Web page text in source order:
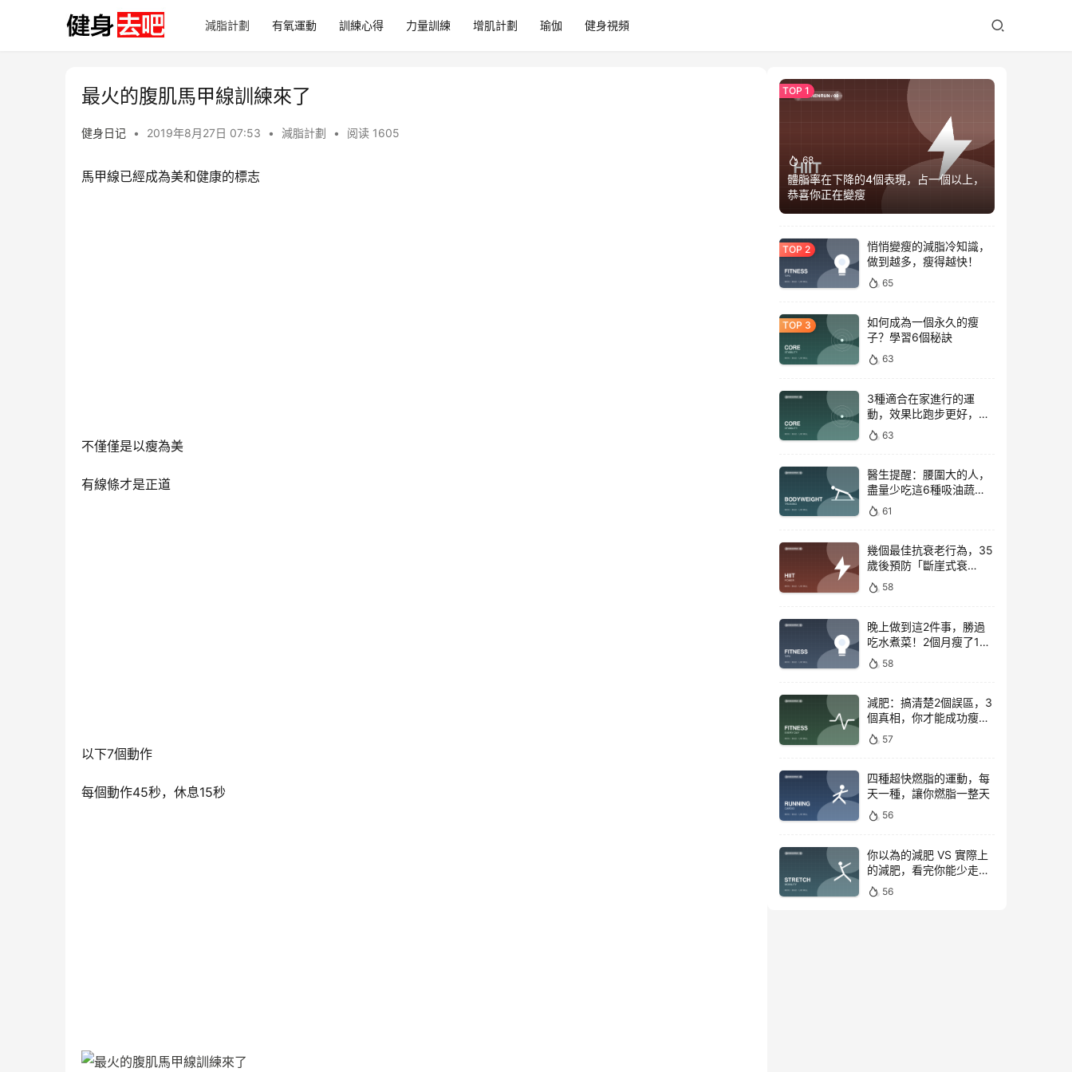
減脂計劃 有氧運動 訓練心得 力量訓練 增肌計劃 瑜伽 健身視頻
最火的腹肌馬甲線訓練來了
健身日记 • 2019年8月27日 07:53 • 減脂計劃 • 阅读 1605
馬甲線已經成為美和健康的標志
不僅僅是以瘦為美
有線條才是正道
以下7個動作
每個動作45秒，休息15秒
68
體脂率在下降的4個表現，占一個以上，
恭喜你正在變瘦
悄悄變瘦的減脂冷知識，
做到越多，瘦得越快！
65
如何成為一個永久的瘦
子？學習6個秘訣
63
3種適合在家進行的運
動，效果比跑步更好，是
公認的脂肪殺手！
63
醫生提醒：腰圍大的人，
盡量少吃這6種吸油蔬
菜！61
幾個最佳抗衰老行為，35
歲後預防「斷崖式衰
老」！
58
晚上做到這2件事，勝過
吃水煮菜！2個月瘦了15
斤，腰圍下降6cm
58
減肥：搞清楚2個誤區，3
個真相，你才能成功瘦下
來！57
四種超快燃脂的運動，每
天一種，讓你燃脂一整天
56
你以為的減肥 VS 實際上
的減肥，看完你能少走彎
路
56